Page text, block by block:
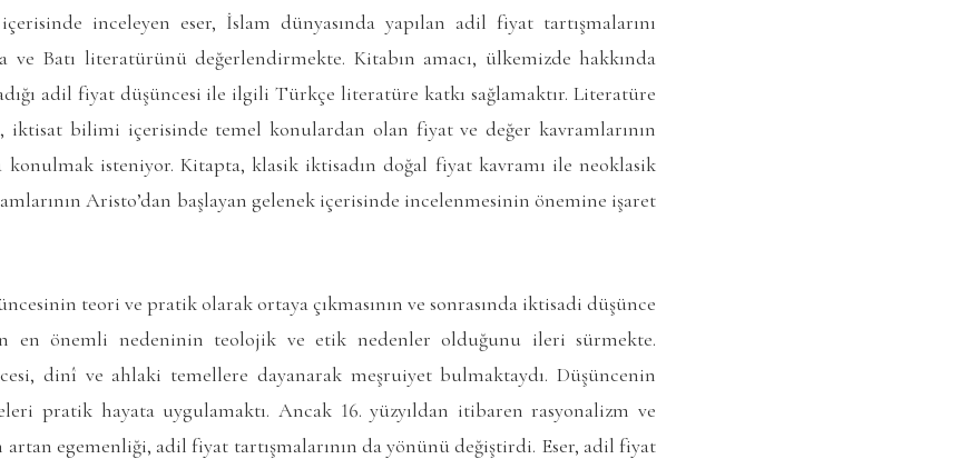
inceleyen eser, İslam dünyasında yapılan adil fiyat tartışmalarını
ve Batı literatürünü değerlendirmekte. Kitabın amacı, ülkemizde hakkında
adil fiyat düşüncesi ile ilgili Türkçe literatüre katkı sağlamaktır. Literatüre
iktisat bilimi içerisinde temel konulardan olan fiyat ve değer kavramlarının
isteniyor. Kitapta, klasik iktisadın doğal fiyat kavramı ile neoklasik
Aristo’dan başlayan gelenek içerisinde incelenmesinin önemine işaret
teori ve pratik olarak ortaya çıkmasının ve sonrasında iktisadi düşünce
en önemli nedeninin teolojik ve etik nedenler olduğunu ileri sürmekte.
dinî ve ahlaki temellere dayanarak meşruiyet bulmaktaydı. Düşüncenin
pratik hayata uygulamaktı. Ancak 16. yüzyıldan itibaren rasyonalizm ve
egemenliği, adil fiyat tartışmalarının da yönünü değiştirdi. Eser, adil fiyat